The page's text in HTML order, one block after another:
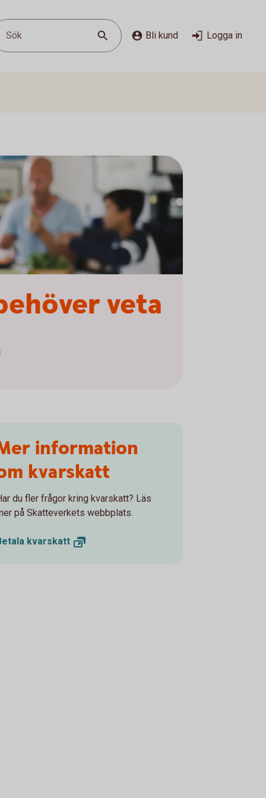
Sök Bli kund Logga in
veta
information
kvarskatt
du fler frågor kring kvarskatt? Läs
på Skatteverkets webbplats.
kvarskatt